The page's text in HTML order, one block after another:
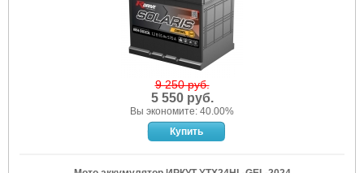
9 250 руб.
5 550 руб.
Вы экономите: 40.00%